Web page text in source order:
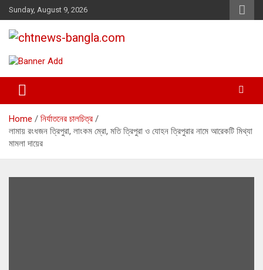
Skip
to
content
Sunday, August 9, 2026
chtnews-bangla.com
Home
নির্যাতনের চালচিত্র
লামায় রংধজন ত্রিপুরা, লাংকম ম্রো, মতি ত্রিপুরা ও যোহন ত্রিপুরার নামে আরেকটি মিথ্যা
মামলা দায়ের